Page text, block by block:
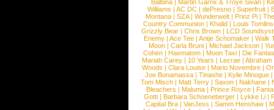
Balbina | Martin Garrix & Troye Sivan |
Williams |AC DC |dePresno |Superfruit |
Montana |SZA|Wunderwelt |Prinz Pi |
Country Communion | Khalid | Louis
Grizzly Bear | Chris Brown | LCD
Enemy | Ace Tee | Antje Schomaker | Walk
Moon |Carla Bruni |Michael Jackson |
Cohen |Haematom |Moon Taxi |Die
Mariah Carey | 10 Years | Lecrae | Abraham
Woods |Clara Louise |Mario Novembre |
Joe Bonamassa | Tinashe | Kylie Minogue |
Tom Misch |Matt Terry |Saxon |Nakhane |
Bleachers | Maluma | Prince Royce |
Gotti |Barbara Schoeneberger |Lykke Li |
Capital Bra |VanJess |Samm Henshaw |